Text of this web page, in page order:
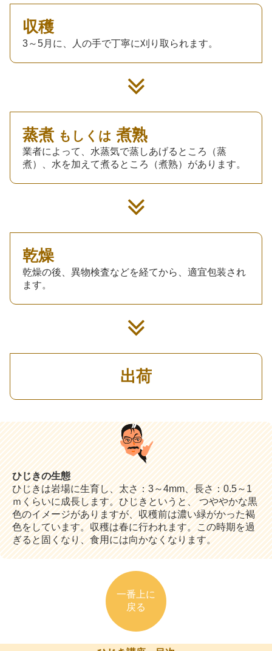
収穫
3～5月に、人の手で丁寧に刈り取られます。
蒸煮 もしくは 煮熟
業者によって、水蒸気で蒸しあげるところ（蒸
煮）、水を加えて煮るところ（煮熟）があります。
乾燥
乾燥の後、異物検査などを経てから、適宜包装され
ます。
出荷
ひじきの生態
ひじきは岩場に生育し、太さ：3～4mm、長さ：0.5～1
ｍくらいに成長します。ひじきというと、 つややかな黒
色のイメージがありますが、収穫前は濃い緑がかった褐
色をしています。収穫は春に行われます。この時期を過
ぎると固くなり、食用には向かなくなります。
一番上に
戻る